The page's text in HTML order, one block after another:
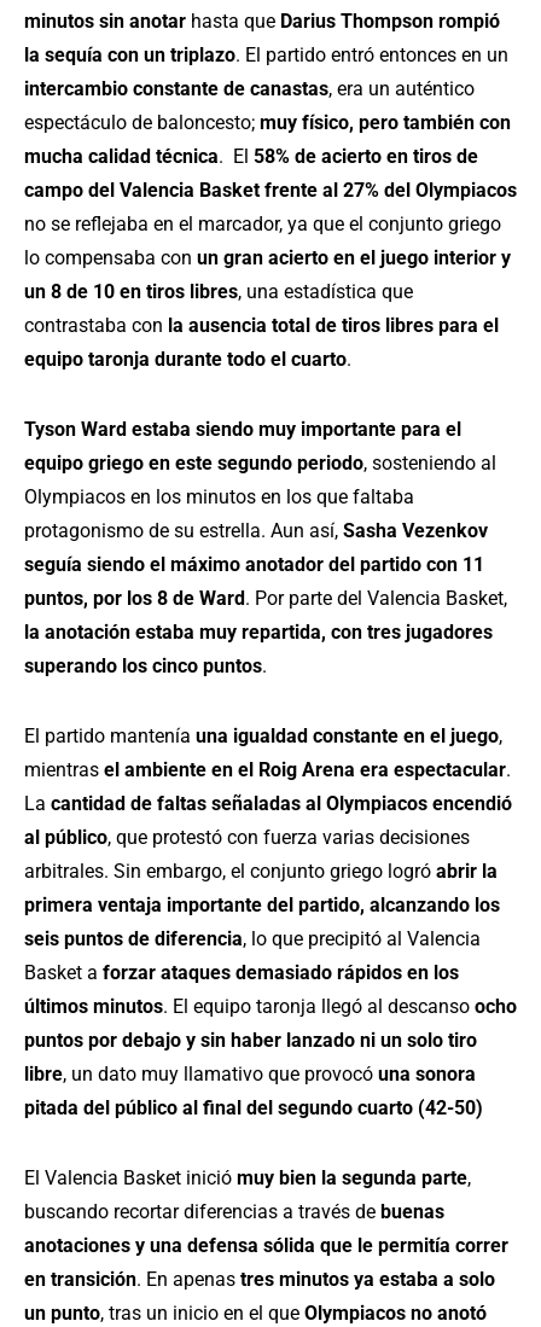
minutos sin anotar hasta que Darius Thompson rompió
la sequía con un triplazo. El partido entró entonces en un
intercambio constante de canastas, era un auténtico
espectáculo de baloncesto; muy físico, pero también con
mucha calidad técnica. El 58% de acierto en tiros de
campo del Valencia Basket frente al 27% del Olympiacos
no se reflejaba en el marcador, ya que el conjunto griego
lo compensaba con un gran acierto en el juego interior y
un 8 de 10 en tiros libres, una estadística que
contrastaba con la ausencia total de tiros libres para el
equipo taronja durante todo el cuarto.
Tyson Ward estaba siendo muy importante para el
equipo griego en este segundo periodo, sosteniendo al
Olympiacos en los minutos en los que faltaba
protagonismo de su estrella. Aun así, Sasha Vezenkov
seguía siendo el máximo anotador del partido con 11
puntos, por los 8 de Ward. Por parte del Valencia Basket,
la anotación estaba muy repartida, con tres jugadores
superando los cinco puntos.
El partido mantenía una igualdad constante en el juego,
mientras el ambiente en el Roig Arena era espectacular.
La cantidad de faltas señaladas al Olympiacos encendió
al público, que protestó con fuerza varias decisiones
arbitrales. Sin embargo, el conjunto griego logró abrir la
primera ventaja importante del partido, alcanzando los
seis puntos de diferencia, lo que precipitó al Valencia
Basket a forzar ataques demasiado rápidos en los
últimos minutos. El equipo taronja llegó al descanso ocho
puntos por debajo y sin haber lanzado ni un solo tiro
libre, un dato muy llamativo que provocó una sonora
pitada del público al final del segundo cuarto (42-50)
El Valencia Basket inició muy bien la segunda parte,
buscando recortar diferencias a través de buenas
anotaciones y una defensa sólida que le permitía correr
en transición. En apenas tres minutos ya estaba a solo
un punto, tras un inicio en el que Olympiacos no anotó